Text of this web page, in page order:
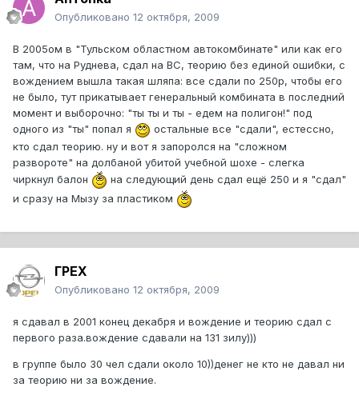
Опубликовано 12 октября, 2009
В 2005ом в "Тульском областном автокомбинате" или как его
там, что на Руднева, сдал на ВС, теорию без единой ошибки, с
вождением вышла такая шляпа: все сдали по 250р, чтобы его
не было, тут прикатывает генеральный комбината в последний
момент и выборочно: "ты ты и ты - едем на полигон!" под
одного из "ты" попал я
остальные все "сдали", естессно,
кто сдал теорию. ну и вот я запоролся на "сложном
развороте" на долбаной убитой учебной шохе - слегка
чиркнул балон
на следующий день сдал ещё 250 и я "сдал"
и сразу на Мызу за пластиком
ГРЕХ
Опубликовано 12 октября, 2009
я сдавал в 2001 конец декабря и вождение и теорию сдал с
первого раза.вождение сдавали на 131 зилу)))
в группе было 30 чел сдали около 10))денег не кто не давал ни
за теорию ни за вождение.